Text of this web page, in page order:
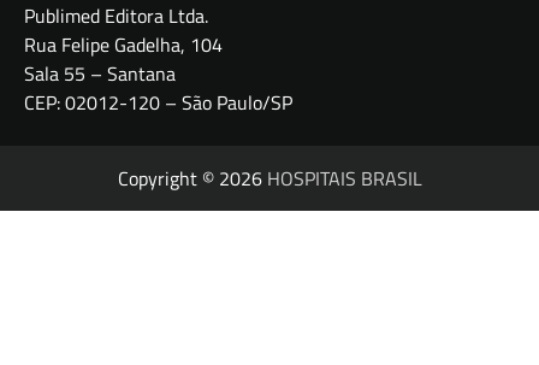
Publimed Editora Ltda.
Rua Felipe Gadelha, 104
Sala 55 – Santana
CEP: 02012-120 – São Paulo/SP
Copyright © 2026 HOSPITAIS BRASIL